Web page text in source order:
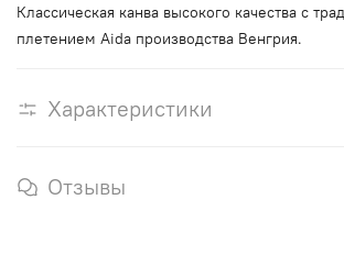
Классическая канва высокого качества с
плетением Aida производства Венгрия.
Характеристики
Отзывы